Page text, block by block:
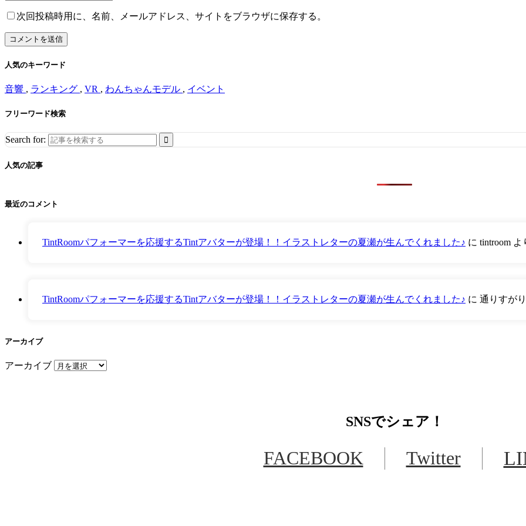
次回投稿時用に、名前、メールアドレス、サイトをブラウザに保存する。
人気のキーワード
音響 , ランキング , VR , わんちゃんモデル , イベント
フリーワード検索
Search for:
人気の記事
最近のコメント
TintRoomパフォーマーを応援するTintアバターが登場！！イラストレターの夏瀬が生んでくれました♪ に tintroom よ
TintRoomパフォーマーを応援するTintアバターが登場！！イラストレターの夏瀬が生んでくれました♪ に 通りすがり
アーカイブ
アーカイブ
SNSでシェア！
FACEBOOK Twitter